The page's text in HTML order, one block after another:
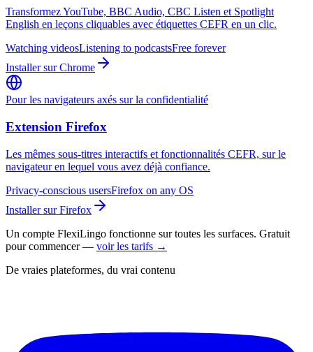
Transformez YouTube, BBC Audio, CBC Listen et Spotlight
English en leçons cliquables avec étiquettes CEFR en un clic.
Watching videosListening to podcastsFree forever
Installer sur Chrome
Pour les navigateurs axés sur la confidentialité
Extension Firefox
Les mêmes sous-titres interactifs et fonctionnalités CEFR, sur le
navigateur en lequel vous avez déjà confiance.
Privacy-conscious usersFirefox on any OS
Installer sur Firefox
Un compte FlexiLingo fonctionne sur toutes les surfaces. Gratuit
pour commencer — voir les tarifs →
De vraies plateformes, du vrai contenu